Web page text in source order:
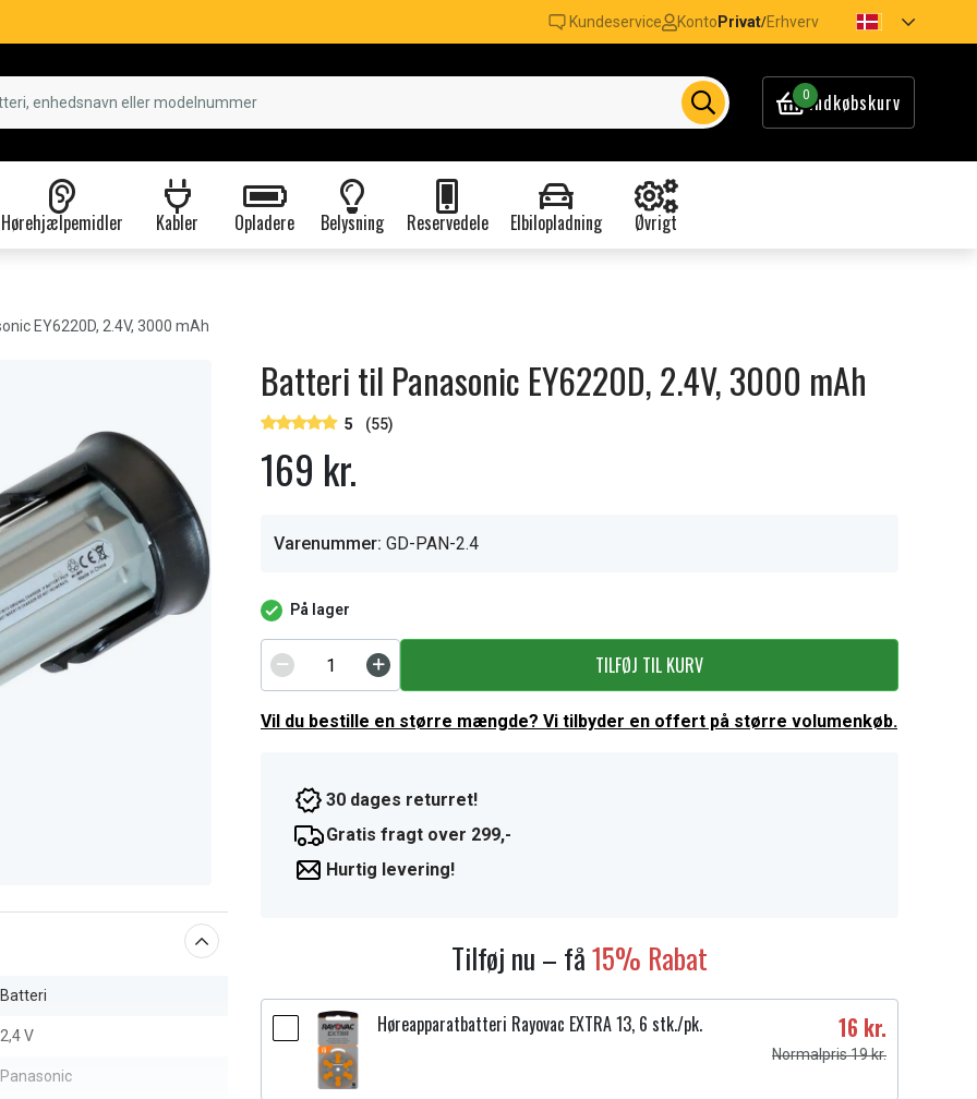
Kundeservice Konto Privat/Erhverv
0Indkøbskurv
Hørehjælpemidler Kabler Opladere Belysning Reservedele Elbilopladning Øvrigt
EY6220D, 2.4V, 3000 mAh
Batteri
2,4 V
Panasonic
Batteri til Panasonic EY6220D, 2.4V, 3000 mAh
5 (55)
169 kr.
Varenummer: GD-PAN-2.4
På lager
TILFØJ TIL KURV
Vil du bestille en større mængde? Vi tilbyder en offert på større volumenkøb.
30 dages returret!
Gratis fragt over 299,-
Hurtig levering!
Tilføj nu – få15% Rabat
Høreapparatbatteri Rayovac EXTRA 13, 6 stk./pk. 16 kr.
Normalpris 19 kr.